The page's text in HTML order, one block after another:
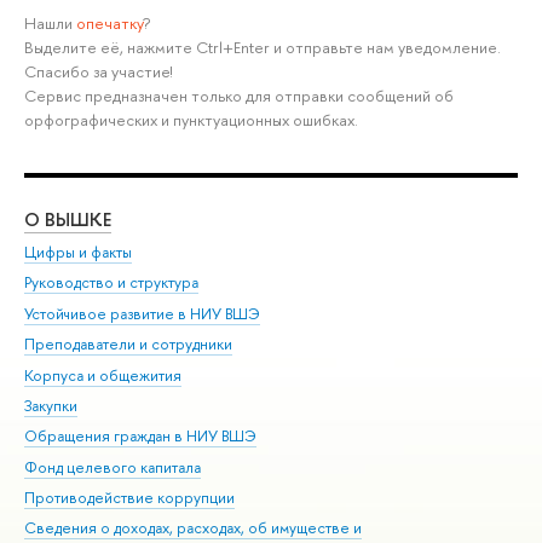
Нашли опечатку?
Выделите её, нажмите Ctrl+Enter и отправьте нам уведомление.
Спасибо за участие!
Сервис предназначен только для отправки сообщений об
орфографических и пунктуационных ошибках.
О ВЫШКЕ
Цифры и факты
Руководство и структура
Устойчивое развитие в НИУ ВШЭ
Преподаватели и сотрудники
Корпуса и общежития
Закупки
Обращения граждан в НИУ ВШЭ
Фонд целевого капитала
Противодействие коррупции
Сведения о доходах, расходах, об имуществе и